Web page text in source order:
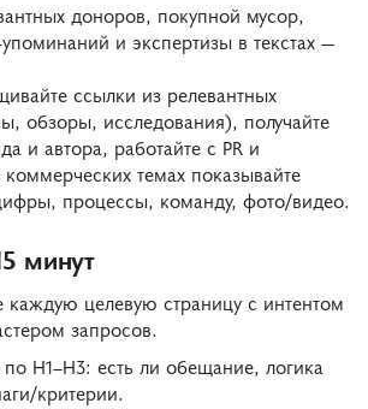
доноров, покупной мусор,
упоминаний и экспертизы в текстах —
ссылки из релевантных
обзоры, исследования), получайте
и автора, работайте с PR и
темах показывайте
процессы, команду, фото/видео.
минут
каждую целевую страницу с интентом
запросов.
H1–H3: есть ли обещание, логика
критерии.